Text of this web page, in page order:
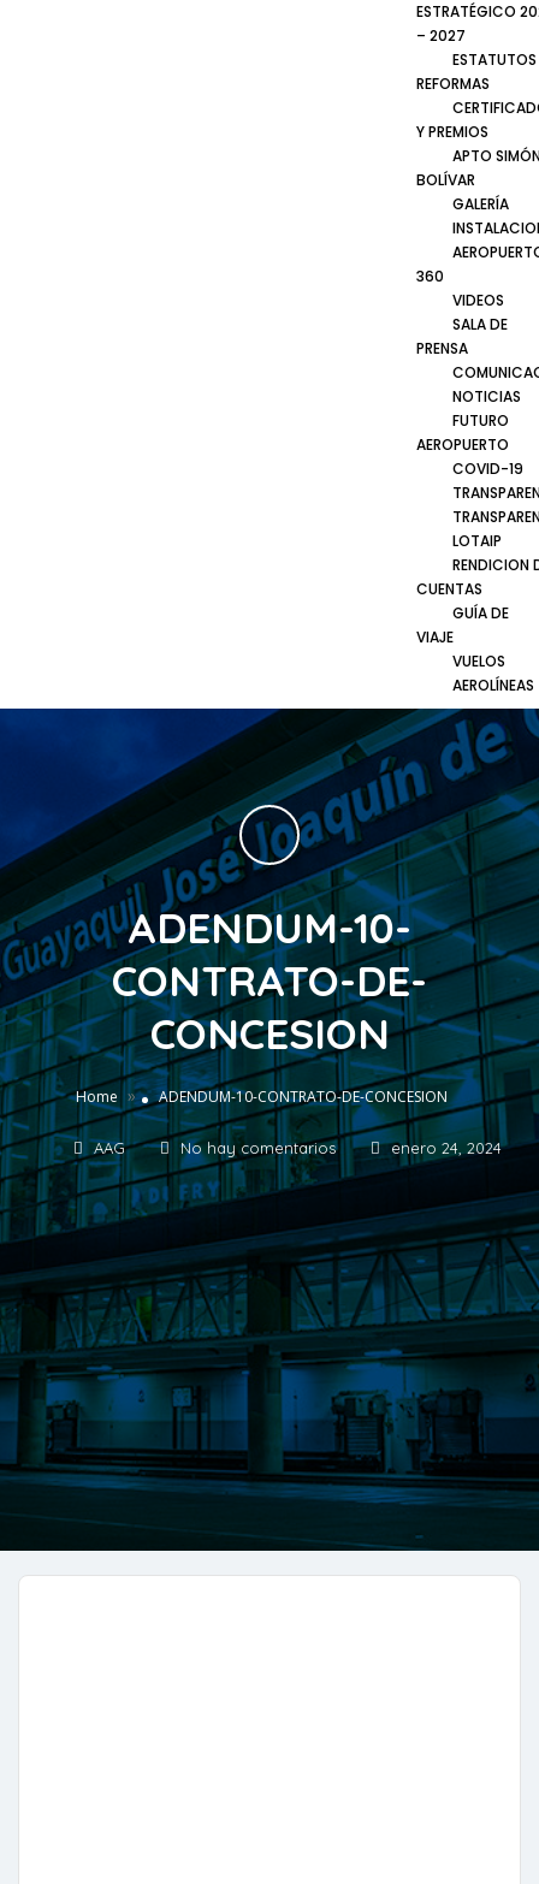
ESTRATÉGICO
– 2027
ESTATUTOS
REFORMAS
Y PREMIOS
APTO
BOLÍVAR
GALERÍA
360
VIDEOS
SALA DE
PRENSA
NOTICIAS
FUTURO
AEROPUERTO
COVID-19
LOTAIP
RENDICION
CUENTAS
GUÍA DE
VIAJE
VUELOS
AEROLÍNEAS
ADENDUM-10-
CONTRATO-DE-
CONCESION
Home » ADENDUM-10-CONTRATO-DE-CONCESION
AAG No hay comentarios enero 24, 2024